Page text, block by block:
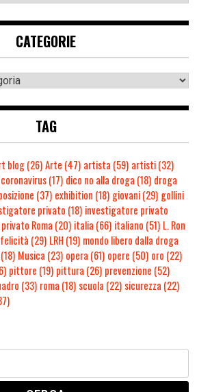
CATEGORIE
TAG
blog(26)Arte (47) artista (59) artisti(32)
coronavirus(17) dico no alla droga (18) droga
(37) exhibition (18) giovani(29) gollini
privato (18) investigatore privato
Roma (20) italia (66) italiano (51) L. Ron
felicità (29) LRH (19) mondo libero dalla droga
(18) Musica (23) opera (61) opere (50) oro (22)
pittore (19) pittura (26) prevenzione (52)
(33) roma (18) scuola (22) sicurezza (22)